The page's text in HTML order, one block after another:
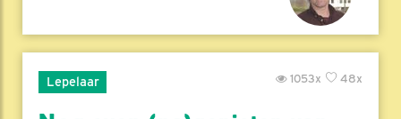
Lepelaar 48x
1053x